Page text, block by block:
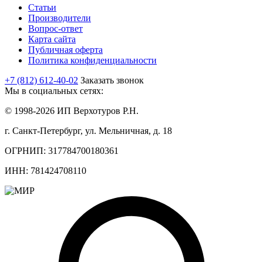
Статьи
Производители
Вопрос-ответ
Карта сайта
Публичная оферта
Политика конфиденциальности
+7 (812) 612-40-02 Заказать звонок
Мы в социальных сетях:
© 1998-2026 ИП Верхотуров Р.Н.
г. Санкт-Петербург, ул. Мельничная, д. 18
ОГРНИП: 317784700180361
ИНН: 781424708110